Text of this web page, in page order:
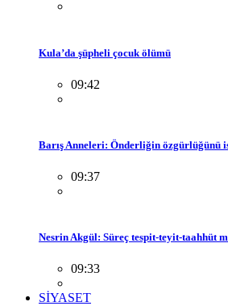
Kula’da şüpheli çocuk ölümü
09:42
Barış Anneleri: Önderliğin özgürlüğünü
09:37
Nesrin Akgül: Süreç tespit-teyit-taahhüt
09:33
SİYASET